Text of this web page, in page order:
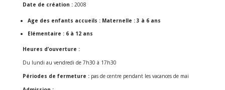
Date de création : 2008
Age des enfants accueils : Maternelle : 3 à 6 ans
Elémentaire : 6 à 12 ans
Heures d’ouverture :
Du lundi au vendredi de 7h30 à 17h30
Périodes de fermeture : pas de centre pendant les vacances de mai